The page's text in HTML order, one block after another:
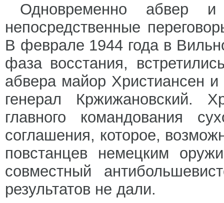
Одновременно абвер
непосредственные
В феврале 1944 года в
фаза восстания,
абвера майор Христиансен
генерал Кржижановский.
главного командования
соглашения, которое,
повстанцев немецким
совместный
результатов не дали.